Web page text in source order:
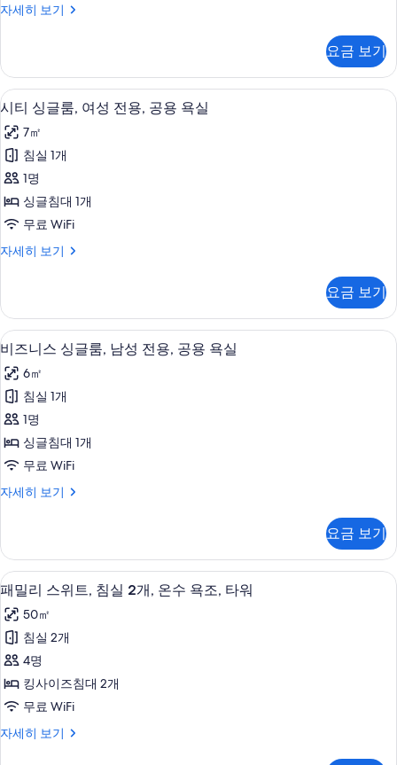
싱
침
대
2
개,
앙
스
위
트
사
두
보
기
자세히 보기
비
트
윈
룸,
싱
글
침
대
2
개,
앙
스
위
히
보
기
요금 보기
시
티
싱
글
룸,
여
전
공
용
욕
실
사
진
모
두
보
고급 침구, 오리/거위털 이불, 필로우
5
시티 싱글룸, 여성 전용, 공용 욕실
7㎡
침실 1개
1명
싱글침대 1개
무료 WiFi
자세히 보기
시
룸,
여
성
전
용,
공
용
욕
실
자
세
히
요금 보기
비
즈
니
스
싱
글
남
전
용,
공
용
욕
실
사
진
모
고급 침구, 오리/거위털 이불, 필로우
6
비즈니스 싱글룸, 남성 전용, 공용 욕실
6㎡
침실 1개
1명
싱글침대 1개
무료 WiFi
자세히 보기
비
싱
글
룸,
남
성
전
용,
공
용
욕
실
자
요금 보기
패
밀
리
스
위
트,
실
패밀리 스위트, 침실 2개, 온수 욕조,
9
패밀리 스위트, 침실 2개, 온수 욕조, 타워
50㎡
침실 2개
4명
킹사이즈침대 2개
무료 WiFi
자세히 보기
패